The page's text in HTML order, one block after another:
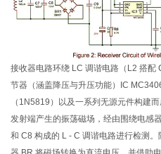
接收器电路环绕 LC 调谐电路（L2 搭配
节器（涵盖降压与升压功能）IC
（1N5819）以及一系列无源元件构建而
发射端产生的振荡磁场，经由围绕电感
和 C8 构成的 L - C 调谐电路进行检测